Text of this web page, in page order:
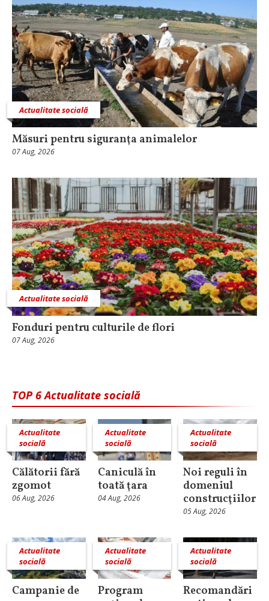
Actualitate socială
Măsuri pentru siguranţa animalelor
07 Aug, 2026
Actualitate socială
Fonduri pentru culturile de flori
07 Aug, 2026
TOP 6 Actualitate socială
Actualitate
socială
Călătorii fără
zgomot
06 Aug, 2026
Actualitate
socială
Caniculă în
toată ţara
04 Aug, 2026
Actualitate
socială
Noi reguli în
domeniul
construcţiilor
05 Aug, 2026
Actualitate
socială
Campanie de
Actualitate
socială
Program
Actualitate
socială
Recomandări